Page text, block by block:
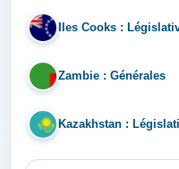
IL Iles Cooks :
ZA Zambie : Générales
KA Kazakhstan :